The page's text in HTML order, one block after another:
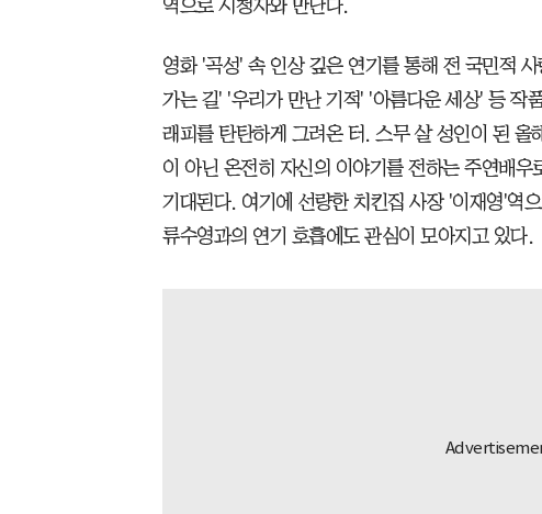
역으로 시청자와 만난다.
영화 '곡성' 속 인상 깊은 연기를 통해 전 국민적
가는 길' '우리가 만난 기적' '아름다운 세상' 등 작
래피를 탄탄하게 그려온 터. 스무 살 성인이 된 올
이 아닌 온전히 자신의 이야기를 전하는 주연배
기대된다. 여기에 선량한 치킨집 사장 '이재영'역
류수영과의 연기 호흡에도 관심이 모아지고 있다.